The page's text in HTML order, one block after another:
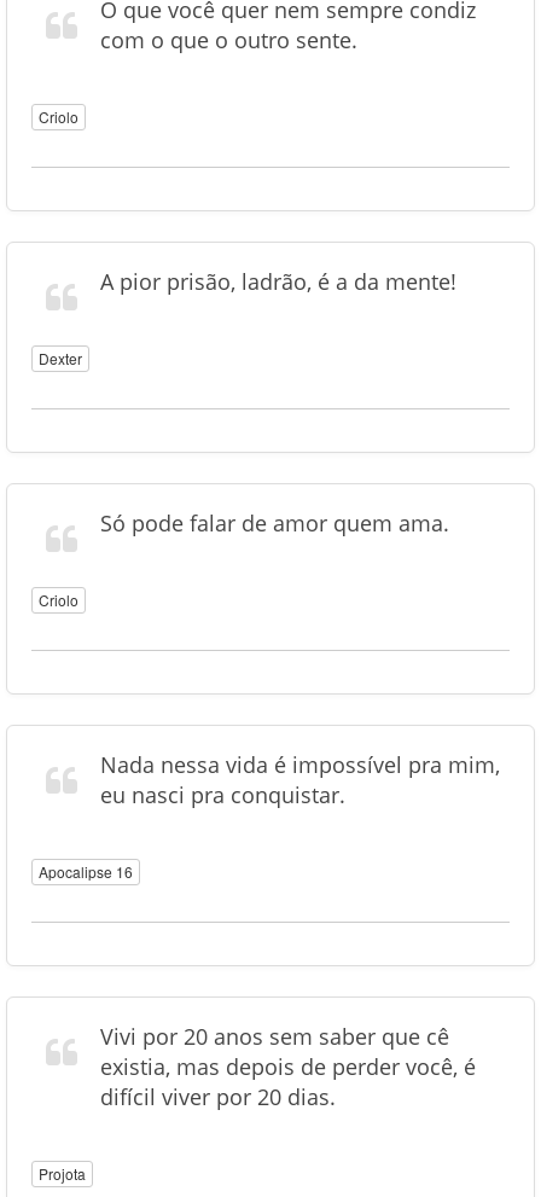
O que você quer nem sempre condiz
com o que o outro sente.
Criolo
A pior prisão, ladrão, é a da mente!
Dexter
Só pode falar de amor quem ama.
Criolo
Nada nessa vida é impossível pra mim,
eu nasci pra conquistar.
Apocalipse 16
Vivi por 20 anos sem saber que cê
existia, mas depois de perder você, é
difícil viver por 20 dias.
Projota